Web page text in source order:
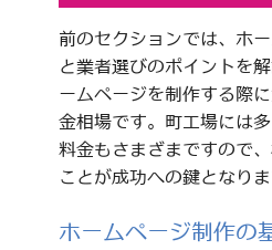
前のセクションでは、ホ
と業者選びのポイントを
ームページを制作する際
金相場です。町工場には
料金もさまざまですので
ことが成功への鍵となりま
ホームページ制作の